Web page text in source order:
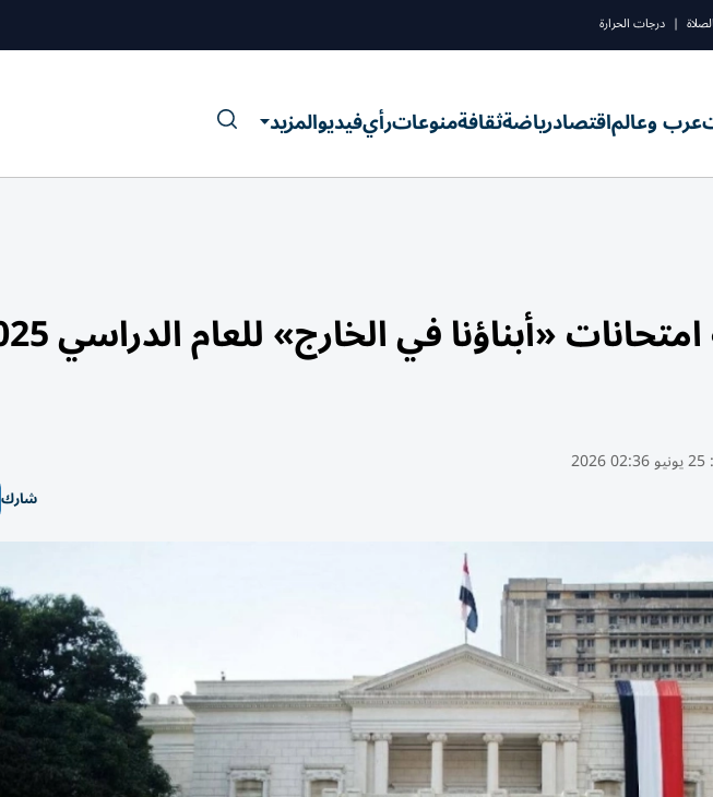
| درجات الحرارة
عرب وعالماقتصادرياضةثقافةمنوعاترأيفيديوالمزيد
25 يونيو 02:36 2026
شارك